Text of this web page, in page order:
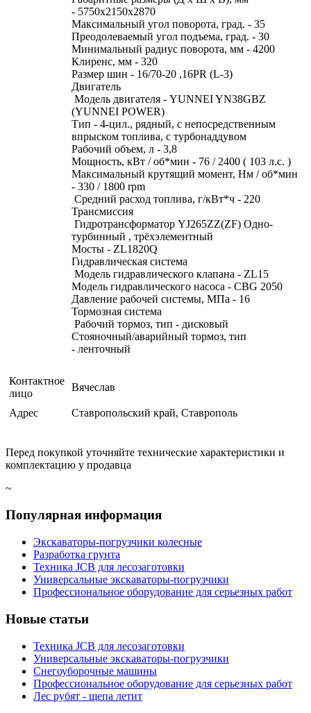
- 5750х2150х2870
Максимальный угол поворота, град. - 35
Преодолеваемый угол подъема, град. - 30
Минимальный радиус поворота, мм - 4200
Клиренс, мм - 320
Размер шин - 16/70-20 ,16PR (L-3)
Двигатель
Модель двигателя - YUNNEI YN38GBZ
(YUNNEI POWER)
Тип - 4-цил., рядный, с непосредственным
впрыском топлива, с турбонаддувом
Рабочий объем, л - 3,8
Мощность, кВт / об*мин - 76 / 2400 ( 103 л.с. )
Максимальный крутящий момент, Нм / об*мин
- 330 / 1800 rpm
Средний расход топлива, г/кВт*ч - 220
Трансмиссия
Гидротрансформатор YJ265ZZ(ZF) Одно-
турбинный , трёхэлементный
Мосты - ZL1820Q
Гидравлическая система
Модель гидравлического клапана - ZL15
Модель гидравлического насоса - CBG 2050
Давление рабочей системы, МПа - 16
Тормозная система
Рабочий тормоз, тип - дисковый
Стояночный/аварийный тормоз, тип
- ленточный
Контактное
лицо
Вячеслав
Адрес Ставропольский край, Ставрополь
Перед покупкой уточняйте технические характеристики и
комплектацию у продавца
~
Популярная информация
Экскаваторы-погрузчики колесные
Разработка грунта
Техника JCB для лесозаготовки
Универсальные экскаваторы-погрузчики
Профессиональное оборудование для серьезных работ
Новые статьи
Техника JCB для лесозаготовки
Универсальные экскаваторы-погрузчики
Снегоуборочные машины
Профессиональное оборудование для серьезных работ
Лес рубят - щепа летит